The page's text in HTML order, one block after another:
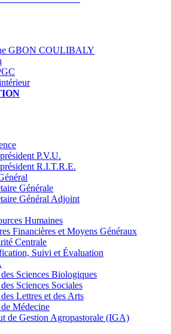
GBON COULIBALY
P.V.U.
R.I.T.R.E.
Générale
Général Adjoint
Humaines
Financières et Moyens Généraux
Centrale
Suivi et Évaluation
Sciences Biologiques
Sciences Sociales
Lettres et des Arts
Médecine
de Gestion Agropastorale (IGA)